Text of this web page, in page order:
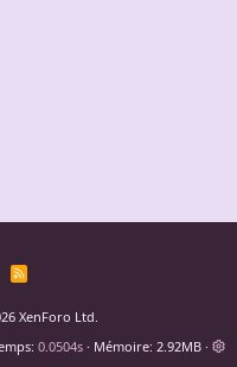
R
XenForo Ltd.
0.0504s Mémoire 2.92MB